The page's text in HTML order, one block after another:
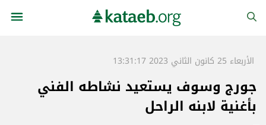
الأربعاء 25 كانون الثاني 2023 13:31:17
جورج وسوف يستعيد نشاطه الفني
بأغنية لابنه الراحل